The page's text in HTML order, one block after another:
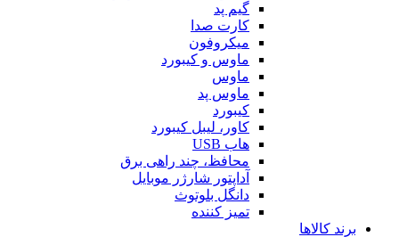
گیم پد
کارت صدا
میکروفون
ماوس و کیبورد
ماوس
ماوس پد
کیبورد
کاور، لیبل کیبورد
هاب USB
محافظ، چند راهی برق
آداپتور شارژر موبایل
دانگل بلوتوث
تمیز کننده
برند کالاها